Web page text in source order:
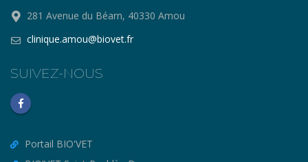
281 Avenue du Béarn, 40330 Amou
clinique.amou@biovet.fr
SUIVEZ-NOUS
Portail BIO'VET